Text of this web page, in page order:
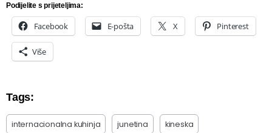
Podijelite s prijeteljima:
Facebook E-pošta X Pinterest
Više
Tags:
internacionalna kuhinja junetina kineska